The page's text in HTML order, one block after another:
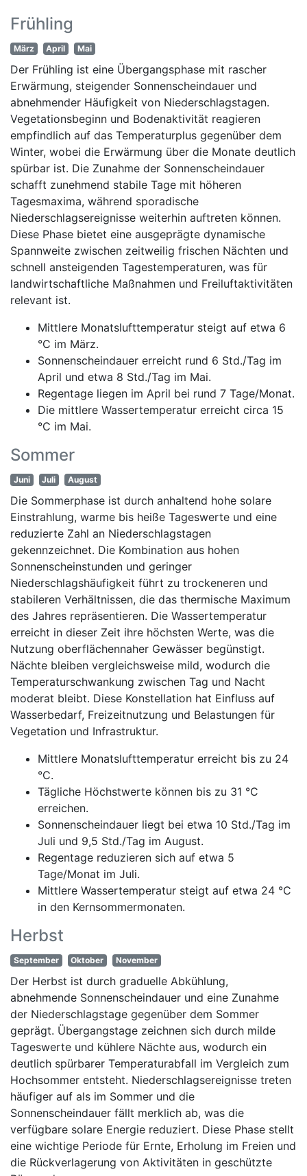
Frühling
März April Mai
Der Frühling ist eine Übergangsphase mit rascher
Erwärmung, steigender Sonnenscheindauer und
abnehmender Häufigkeit von Niederschlagstagen.
Vegetationsbeginn und Bodenaktivität reagieren
empfindlich auf das Temperaturplus gegenüber dem
Winter, wobei die Erwärmung über die Monate deutlich
spürbar ist. Die Zunahme der Sonnenscheindauer
schafft zunehmend stabile Tage mit höheren
Tagesmaxima, während sporadische
Niederschlagsereignisse weiterhin auftreten können.
Diese Phase bietet eine ausgeprägte dynamische
Spannweite zwischen zeitweilig frischen Nächten und
schnell ansteigenden Tagestemperaturen, was für
landwirtschaftliche Maßnahmen und Freiluftaktivitäten
relevant ist.
Mittlere Monatslufttemperatur steigt auf etwa 6
°C im März.
Sonnenscheindauer erreicht rund 6 Std./Tag im
April und etwa 8 Std./Tag im Mai.
Regentage liegen im April bei rund 7 Tage/Monat.
Die mittlere Wassertemperatur erreicht circa 15
°C im Mai.
Sommer
Juni Juli August
Die Sommerphase ist durch anhaltend hohe solare
Einstrahlung, warme bis heiße Tageswerte und eine
reduzierte Zahl an Niederschlagstagen
gekennzeichnet. Die Kombination aus hohen
Sonnenscheinstunden und geringer
Niederschlagshäufigkeit führt zu trockeneren und
stabileren Verhältnissen, die das thermische Maximum
des Jahres repräsentieren. Die Wassertemperatur
erreicht in dieser Zeit ihre höchsten Werte, was die
Nutzung oberflächennaher Gewässer begünstigt.
Nächte bleiben vergleichsweise mild, wodurch die
Temperaturschwankung zwischen Tag und Nacht
moderat bleibt. Diese Konstellation hat Einfluss auf
Wasserbedarf, Freizeitnutzung und Belastungen für
Vegetation und Infrastruktur.
Mittlere Monatslufttemperatur erreicht bis zu 24
°C.
Tägliche Höchstwerte können bis zu 31 °C
erreichen.
Sonnenscheindauer liegt bei etwa 10 Std./Tag im
Juli und 9,5 Std./Tag im August.
Regentage reduzieren sich auf etwa 5
Tage/Monat im Juli.
Mittlere Wassertemperatur steigt auf etwa 24 °C
in den Kernsommermonaten.
Herbst
September Oktober November
Der Herbst ist durch graduelle Abkühlung,
abnehmende Sonnenscheindauer und eine Zunahme
der Niederschlagstage gegenüber dem Sommer
geprägt. Übergangstage zeichnen sich durch milde
Tageswerte und kühlere Nächte aus, wodurch ein
deutlich spürbarer Temperaturabfall im Vergleich zum
Hochsommer entsteht. Niederschlagsereignisse treten
häufiger auf als im Sommer und die
Sonnenscheindauer fällt merklich ab, was die
verfügbare solare Energie reduziert. Diese Phase stellt
eine wichtige Periode für Ernte, Erholung im Freien und
die Rückverlagerung von Aktivitäten in geschützte